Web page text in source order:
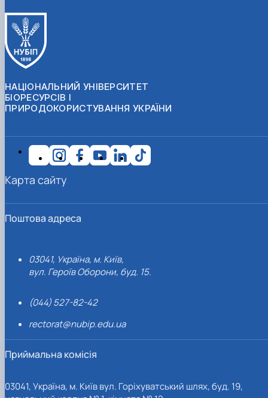
НАЦІОНАЛЬНИЙ УНІВЕРСИТЕТ
БІОРЕСУРСІВ І
ПРИРОДОКОРИСТУВАННЯ УКРАЇНИ
Поштова адреса
03041, Україна, м. Київ,
вул. Героїв Оборони, буд. 15.
(044) 527-82-42
rectorat@nubip.edu.ua
Приймальна комісія
03041, Україна, м. Київ вул. Горіхуватський шлях, буд. 19,
Карта сайту